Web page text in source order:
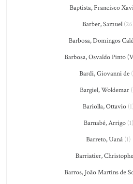
Baptista, Francisco
Barber, Samuel
Barbosa, Domingos
Barbosa, Osvaldo Pinto
Bardi, Giovanni de
Bargiel, Woldemar
Bariolla, Ottavio
Barnabé, Arrigo(1)
Barreto, Uaná (1)
Barriatier, Christophe
Barros, João Martins de